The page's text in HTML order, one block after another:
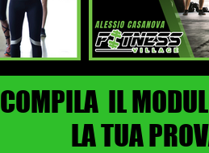
COMPILA IL
LA TUA